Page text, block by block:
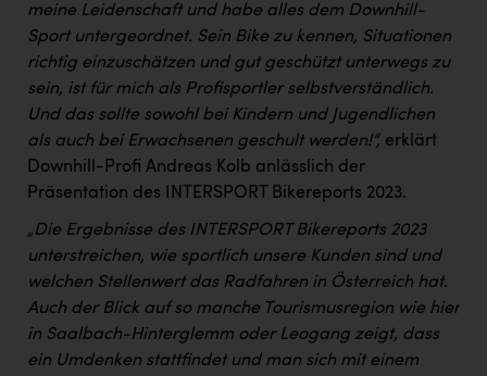
meine Leidenschaft und habe alles dem Downhill-
Sport untergeordnet. Sein Bike zu kennen, Situationen
richtig einzuschätzen und gut geschützt unterwegs zu
sein, ist für mich als Profisportler selbstverständlich.
Und das sollte sowohl bei Kindern und Jugendlichen
als auch bei Erwachsenen geschult werden!“, erklärt
Downhill-Profi Andreas Kolb anlässlich der
Präsentation des INTERSPORT Bikereports 2023.
„Die Ergebnisse des INTERSPORT Bikereports 2023
unterstreichen, wie sportlich unsere Kunden sind und
welchen Stellenwert das Radfahren in Österreich hat.
Auch der Blick auf so manche Tourismusregion wie hier
in Saalbach-Hinterglemm oder Leogang zeigt, dass
ein Umdenken stattfindet und man sich mit einem